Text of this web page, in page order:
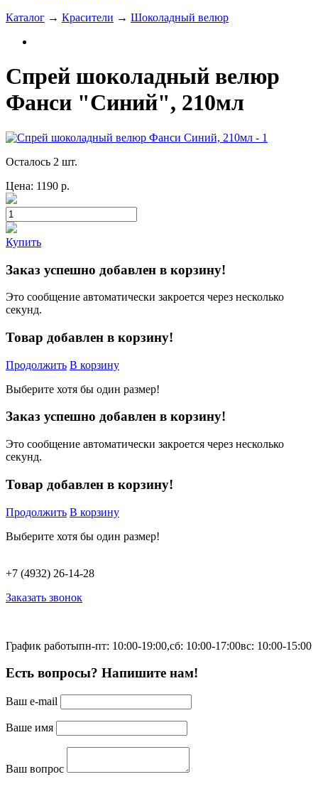
Каталог → Красители → Шоколадный велюр
Спрей шоколадный велюр
Фанси "Синий", 210мл
Осталось 2 шт.
Цена: 1190 р.
Купить
Заказ успешно добавлен в корзину!
Это сообщение автоматически закроется через несколько
секунд.
Товар добавлен в корзину!
Продолжить В корзину
Выберите хотя бы один размер!
Заказ успешно добавлен в корзину!
Это сообщение автоматически закроется через несколько
секунд.
Товар добавлен в корзину!
Продолжить В корзину
Выберите хотя бы один размер!
+7 (4932) 26-14-28
Заказать звонок
График работыпн-пт: 10:00-19:00,сб: 10:00-17:00вс: 10:00-15:00
Есть вопросы? Напишите нам!
Ваш e-mail
Ваше имя
Ваш вопрос